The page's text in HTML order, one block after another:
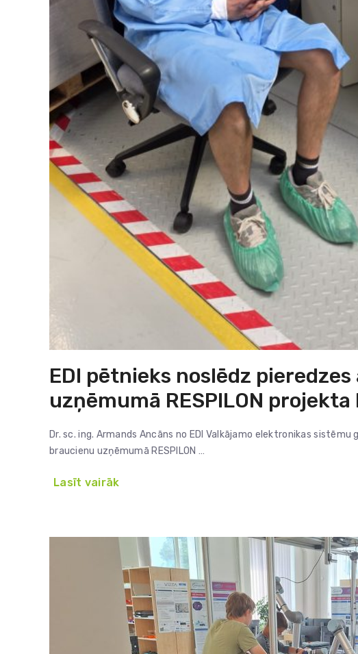
EDI pētnieks noslēdz
uzņēmumā RESPILON projekta
Dr. sc. ing. Armands Ancāns no EDI Valkājamo elektronikas
braucienu uzņēmumā RESPILON …
Lasīt vairāk